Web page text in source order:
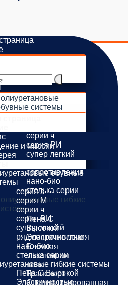
системы
серии ч
серия РИ
супер легкий
сопротивления
нано-био
стелька серии
гибкие
Пена С
Высокой
Эластичностью
Блочная
эластичная
пена
Транспорт
Специализированная
и миссии
обувные
серия s
серия M
серии ч
серия РИ
супер легкий
ряд сопротивления
нано-био
стелька серии
гибкие системы
Пена С Высокой
Эластичностью